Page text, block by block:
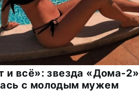
и всё»: звезда «Дома-2»
с молодым мужем